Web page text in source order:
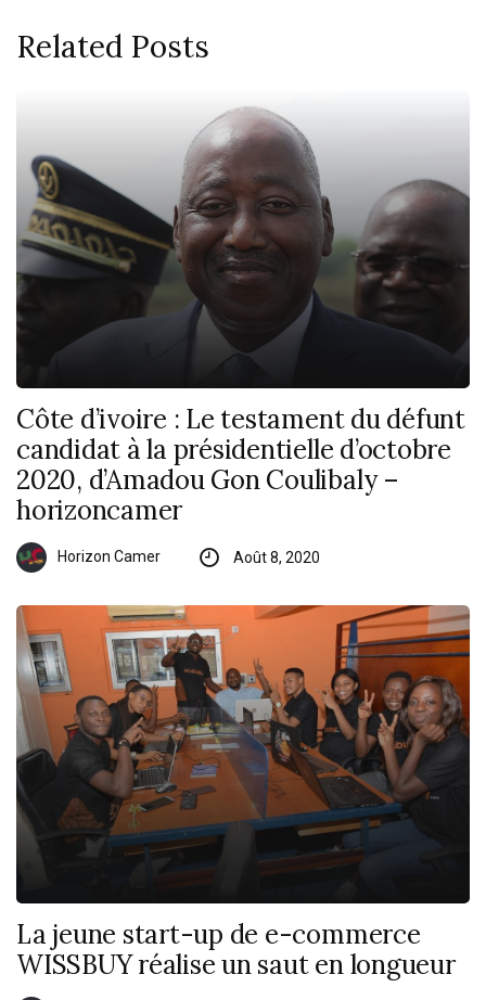
Related Posts
Côte d’ivoire : Le testament du défunt
candidat à la présidentielle d’octobre
2020, d’Amadou Gon Coulibaly –
horizoncamer
Horizon Camer Août 8, 2020
La jeune start-up de e-commerce
WISSBUY réalise un saut en longueur